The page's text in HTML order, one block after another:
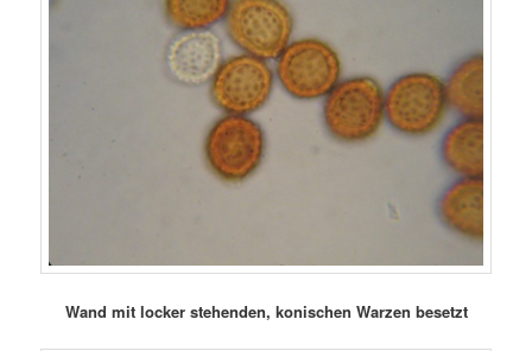
Wand mit locker stehenden, konischen Warzen besetzt